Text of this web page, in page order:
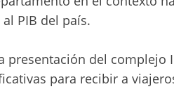
PIB del país.
del complejo
para recibir a